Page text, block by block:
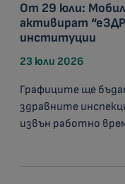
От 29 юли:
активират
институции
23 юли 2026
Графиците ще
здравните
извън работно